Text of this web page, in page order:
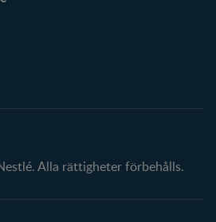
Alla rättigheter förbehålls.